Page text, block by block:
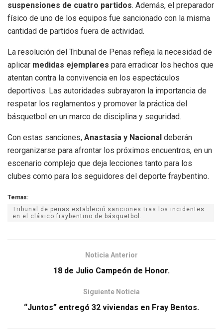
suspensiones de cuatro partidos. Además, el preparador
físico de uno de los equipos fue sancionado con la misma
cantidad de partidos fuera de actividad.
La resolución del Tribunal de Penas refleja la necesidad de
aplicar medidas ejemplares para erradicar los hechos que
atentan contra la convivencia en los espectáculos
deportivos. Las autoridades subrayaron la importancia de
respetar los reglamentos y promover la práctica del
básquetbol en un marco de disciplina y seguridad.
Con estas sanciones, Anastasia y Nacional deberán
reorganizarse para afrontar los próximos encuentros, en un
escenario complejo que deja lecciones tanto para los
clubes como para los seguidores del deporte fraybentino.
Temas:
Tribunal de penas estableció sanciones tras los incidentes
en el clásico fraybentino de básquetbol.
Noticia Anterior
18 de Julio Campeón de Honor.
Siguiente Noticia
“Juntos” entregó 32 viviendas en Fray Bentos.